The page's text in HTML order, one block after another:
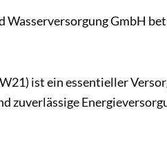
GmbH
ist ein essentieller
zuverlässige